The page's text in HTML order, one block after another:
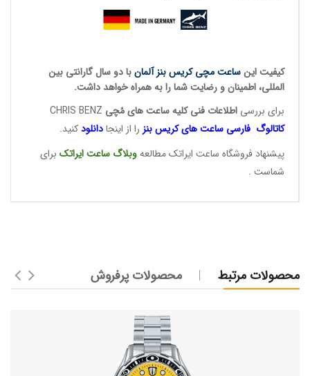
کیفیت اینساعت مچی کریس بنز آلمانبا دو سال گارانتی بین
المللی، اطمینان و رضایت شما را به همراه خواهد داشت.
برای بررسی اطلاعات فنی کلیه ساعت های مُچی
کاتالوگ فارسی ساعت هایکریس بنز را از اینجادانلودکنید.
پیشنهاد فروشگاه ساعت ایراتک مطالعهوبلاگ ساعتایراتک برای
شماست .
محصولات مرتبط محصولات پرفروش